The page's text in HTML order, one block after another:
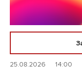
25.08.2026 14:00